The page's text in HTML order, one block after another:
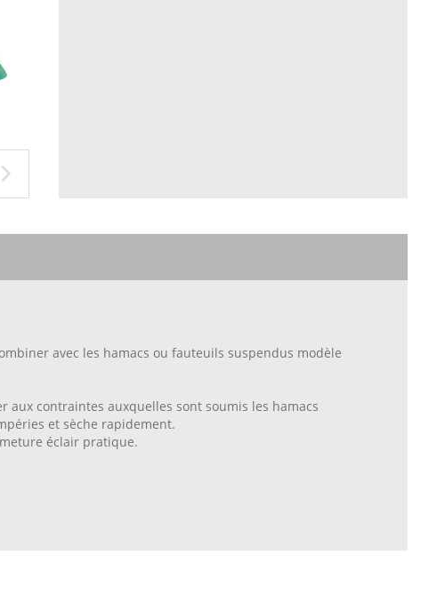
avec les hamacs ou fauteuils suspendus modèle
contraintes auxquelles sont soumis les hamacs
et sèche rapidement.
éclair pratique.